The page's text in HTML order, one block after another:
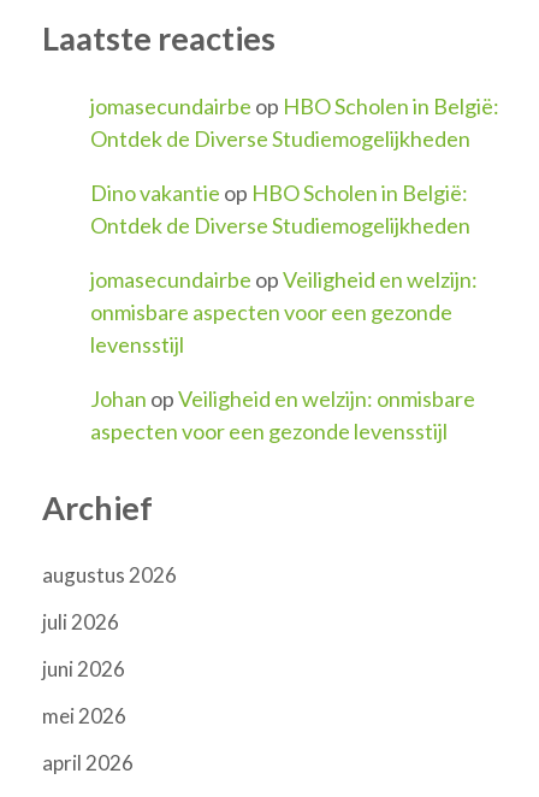
Laatste reacties
jomasecundairbe op HBO Scholen in België:
Ontdek de Diverse Studiemogelijkheden
Dino vakantie op HBO Scholen in België:
Ontdek de Diverse Studiemogelijkheden
jomasecundairbe opVeiligheid en welzijn:
onmisbare aspecten voor een gezonde
levensstijl
Johan opVeiligheid en welzijn: onmisbare
aspecten voor een gezonde levensstijl
Archief
augustus 2026
juli 2026
juni 2026
mei 2026
april 2026